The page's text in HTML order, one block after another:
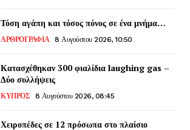
Τόση αγάπη και τόσος πόνος σε ένα μνήμα…
ΑΡΘΡΟΓΡΑΦΙΑ 8 Αυγούστου 2026, 10:50
Κατασχέθηκαν 300 φιαλίδια laughing gas –
Δύο συλλήψεις
ΚΥΠΡΟΣ 8 Αυγούστου 2026, 08:45
Χειροπέδες σε 12 πρόσωπα στο πλαίσιο